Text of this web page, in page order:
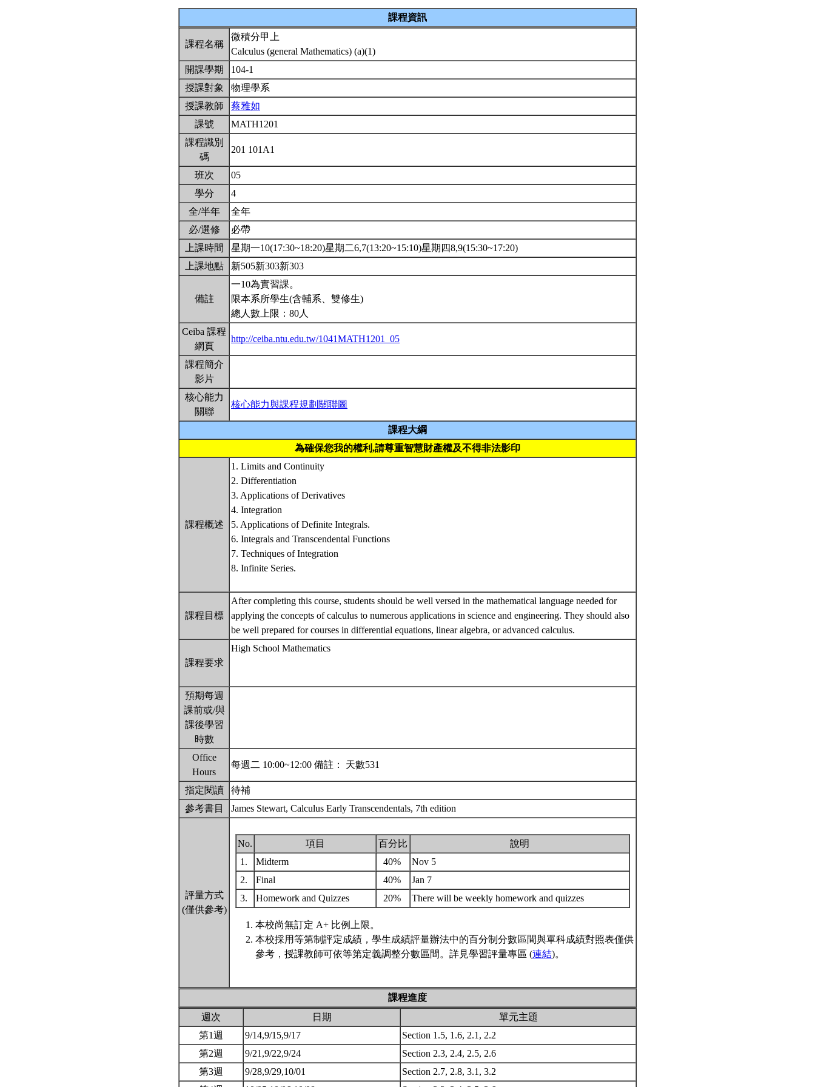
課程資訊
課程名稱
微積分甲上
Calculus (general Mathematics) (a)(1)
開課學期
104-1
授課對象
物理學系
授課教師
蔡雅如
課號
MATH1201
課程識別
碼
201 101A1
班次
05
學分
4
全/半年
全年
必/選修
必帶
上課時間
星期一10(17:30~18:20)星期二6,7(13:20~15:10)星期四8,9(15:30~17:20)
上課地點
新505新303新303
備註
一10為實習課。
限本系所學生(含輔系、雙修生)
總人數上限：80人
Ceiba 課程
網頁
http://ceiba.ntu.edu.tw/1041MATH1201_05
課程簡介
影片
核心能力
關聯
核心能力與課程規劃關聯圖
課程大綱
為確保您我的權利,請尊重智慧財產權及不得非法影印
課程概述
1. Limits and Continuity
2. Differentiation
3. Applications of Derivatives
4. Integration
5. Applications of Definite Integrals.
6. Integrals and Transcendental Functions
7. Techniques of Integration
8. Infinite Series.
課程目標
After completing this course, students should be well versed in the mathematical language needed for
applying the concepts of calculus to numerous applications in science and engineering. They should also
be well prepared for courses in differential equations, linear algebra, or advanced calculus.
課程要求
High School Mathematics
預期每週
課前或/與
課後學習
時數
Office
Hours
每週二 10:00~12:00 備註： 天數531
指定閱讀
待補
參考書目
James Stewart, Calculus Early Transcendentals, 7th edition
評量方式
(僅供參考)
No. 項目 百分比
說明
1.
Midterm 40%
Nov 5
2.
Final 40%
Jan 7
3.
Homework and Quizzes 20% There will be weekly homework and quizzes
本校尚無訂定 A+ 比例上限。
本校採用等第制評定成績，學生成績評量辦法中的百分制分數區間與單科成績對照表僅供
參考，授課教師可依等第定義調整分數區間。詳見學習評量專區 (連結)。
課程進度
週次
日期
單元主題
第1週
9/14,9/15,9/17
Section 1.5, 1.6, 2.1, 2.2
第2週
9/21,9/22,9/24
Section 2.3, 2.4, 2.5, 2.6
第3週
9/28,9/29,10/01
Section 2.7, 2.8, 3.1, 3.2